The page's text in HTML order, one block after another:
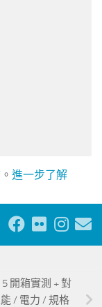
進一步了解
開箱實測 + 對
/ 電力 / 規格